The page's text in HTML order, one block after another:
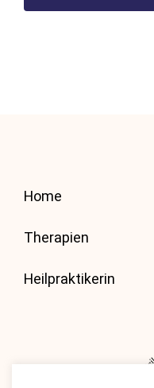
Home
Therapien
Heilpraktikerin